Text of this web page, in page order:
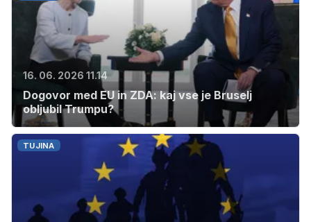
16. 06. 2026 11.14
Dogovor med EU in ZDA: kaj vse je Bruselj
obljubil Trumpu?
TUJINA